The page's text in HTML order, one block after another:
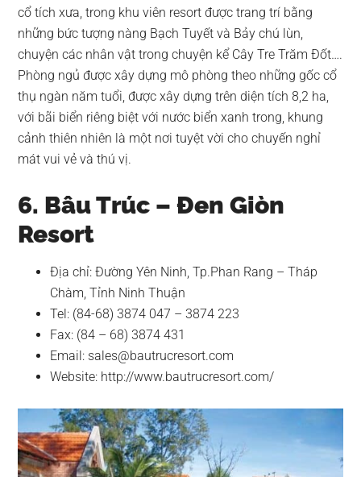
cổ tích xưa, trong khu viên resort được trang trí bằng
những bức tượng nàng Bạch Tuyết và Bảy chú lùn,
chuyện các nhân vật trong chuyện kể Cây Tre Trăm Đốt….
Phòng ngủ được xây dựng mô phòng theo những gốc cổ
thụ ngàn năm tuổi, được xây dựng trên diện tích 8,2 ha,
với bãi biển riêng biệt với nước biển xanh trong, khung
cảnh thiên nhiên là một nơi tuyệt vời cho chuyến nghỉ
mát vui vẻ và thú vị.
6. Bâu Trúc – Đen Giòn
Resort
Địa chỉ: Đường Yên Ninh, Tp.Phan Rang – Tháp
Chàm, Tỉnh Ninh Thuận
Tel: (84-68) 3874 047 – 3874 223
Fax: (84 – 68) 3874 431
Email: sales@bautrucresort.com
Website: http://www.bautrucresort.com/